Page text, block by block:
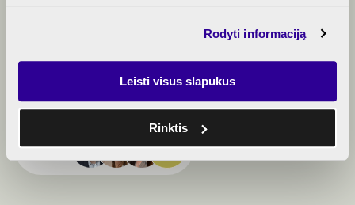
Rodyti informaciją
Leisti visus slapukus
Rinktis
+370 5 214 0656
algirdomono@rewo.lt